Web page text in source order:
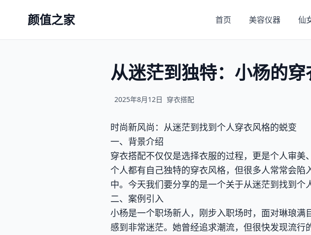
颜值之家 首页 美容仪器 仙
从迷茫到独特：小杨的
2025年8月12日 穿衣搭配
时尚新风尚：从迷茫到找到个人穿衣风格的蜕变
一、背景介绍
穿衣搭配不仅仅是选择衣服的过程，更是个人审美
个人都有自己独特的穿衣风格，但很多人常常会陷
中。今天我们要分享的是一个关于从迷茫到找到个
二、案例引入
小杨是一个职场新人，刚步入职场时，面对琳琅满
感到非常迷茫。她曾经追求潮流，但很快发现流行